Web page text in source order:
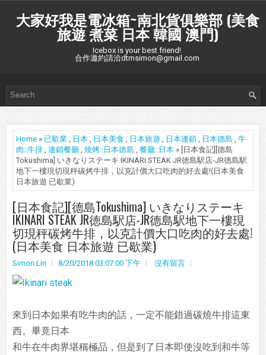
大家好我是電冰箱~南北貨俱樂部 (美食
旅遊 煮菜 日本 韓國 澳門)
Icebox is your best friend!
合作邀約請洽dtmsimon@gmail.com
Home » 已歇業 , 日本 , 日本美食 , 日本旅遊 , 日本連鎖 , 日本德島 , 牛
肉::牛排 , 連鎖餐廳 , 燒烤::日本德島 , 餐廳::日本 » [日本食記][德島
Tokushima] いきなりステーキ IKINARI STEAK JR徳島駅店-JR德島駅
地下一樓現切現秤碳烤牛排，以克計價大口吃肉的好去處!(日本美食
日本旅遊 已歇業)
[日本食記][德島Tokushima] いきなりステーキ
IKINARI STEAK JR徳島駅店-JR德島駅地下一樓現
切現秤碳烤牛排，以克計價大口吃肉的好去處!
(日本美食 日本旅遊 已歇業)
Simon Lin 8/20/2018 03:07:00 下午 沒有留言
來到日本如果有吃牛肉的話，一定不能錯過碳燒牛排這東
西。畢竟日本
和牛在牛肉界堪稱極品，但是到了日本即使沒吃到和牛等